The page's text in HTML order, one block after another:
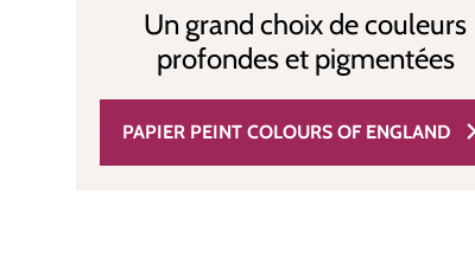
Un grand choix de couleurs
profondes et pigmentées
PAPIER PEINT COLOURS OF ENGLAND